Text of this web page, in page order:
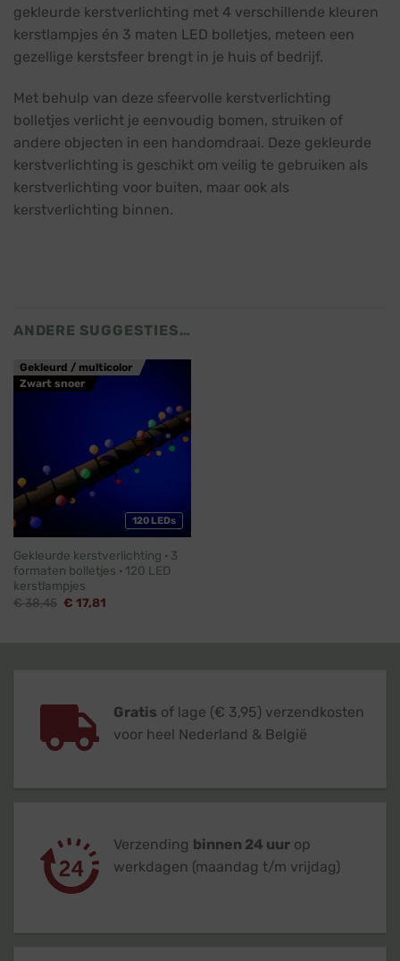
gekleurde kerstverlichting met 4 verschillende kleuren
kerstlampjes én 3 maten LED bolletjes, meteen een
gezellige kerstsfeer brengt in je huis of bedrijf.
Met behulp van deze sfeervolle kerstverlichting
bolletjes verlicht je eenvoudig bomen, struiken of
andere objecten in een handomdraai. Deze gekleurde
kerstverlichting is geschikt om veilig te gebruiken als
kerstverlichting voor buiten, maar ook als
kerstverlichting binnen.
ANDERE SUGGESTIES…
120 LEDs
Gekleurd / multicolor
Zwart snoer
Gekleurde kerstverlichting · 3
formaten bolletjes · 120 LED
kerstlampjes
€38,45 Oorspronkelijke
€ 17,81Huidige
Gratis of lage (€ 3,95) verzendkosten
voor heel Nederland & België
Verzending binnen 24 uur op
werkdagen (maandag t/m vrijdag)